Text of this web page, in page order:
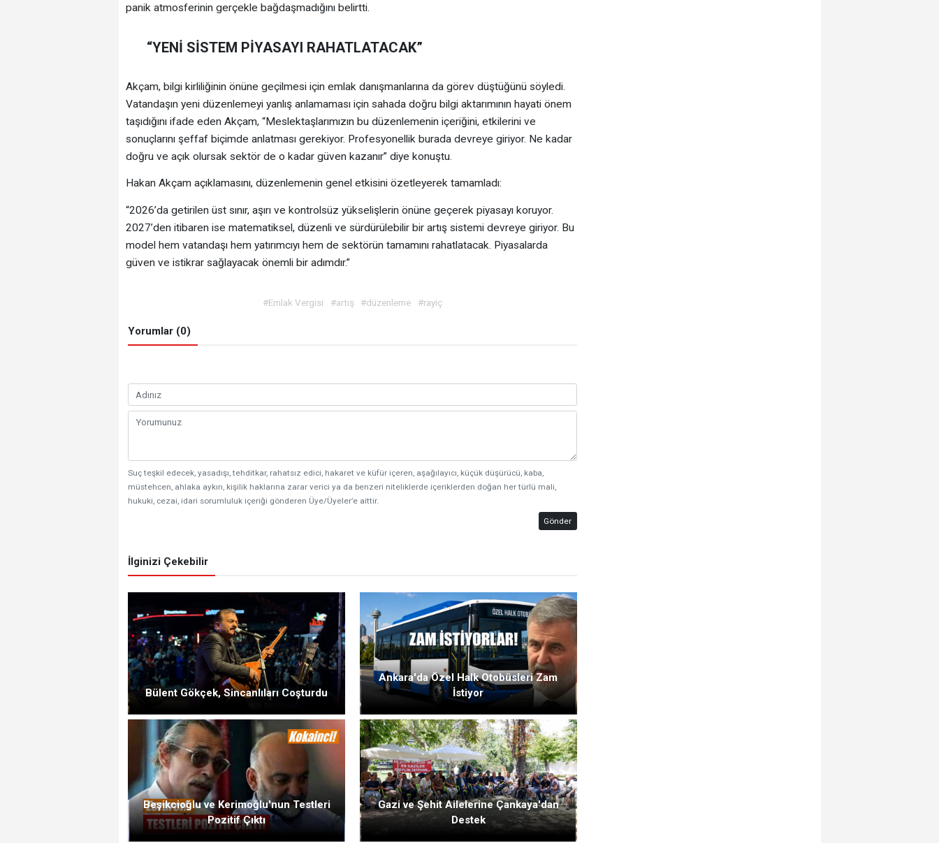
panik atmosferinin gerçekle bağdaşmadığını belirtti.
“YENİ SİSTEM PİYASAYI RAHATLATACAK”
Akçam, bilgi kirliliğinin önüne geçilmesi için emlak danışmanlarına da görev düştüğünü söyledi.
Vatandaşın yeni düzenlemeyi yanlış anlamaması için sahada doğru bilgi aktarımının hayati önem
taşıdığını ifade eden Akçam, “Meslektaşlarımızın bu düzenlemenin içeriğini, etkilerini ve
sonuçlarını şeffaf biçimde anlatması gerekiyor. Profesyonellik burada devreye giriyor. Ne kadar
doğru ve açık olursak sektör de o kadar güven kazanır” diye konuştu.
Hakan Akçam açıklamasını, düzenlemenin genel etkisini özetleyerek tamamladı:
“2026’da getirilen üst sınır, aşırı ve kontrolsüz yükselişlerin önüne geçerek piyasayı koruyor.
2027’den itibaren ise matematiksel, düzenli ve sürdürülebilir bir artış sistemi devreye giriyor. Bu
model hem vatandaşı hem yatırımcıyı hem de sektörün tamamını rahatlatacak. Piyasalarda
güven ve istikrar sağlayacak önemli bir adımdır.”
#Emlak Vergisi #artış #düzenleme #rayiç
Yorumlar (0)
Suç teşkil edecek, yasadışı, tehditkar, rahatsız edici, hakaret ve küfür içeren, aşağılayıcı, küçük düşürücü, kaba,
müstehcen, ahlaka aykırı, kişilik haklarına zarar verici ya da benzeri niteliklerde içeriklerden doğan her türlü mali,
hukuki, cezai, idari sorumluluk içeriği gönderen Üye/Üyeler’e aittir.
Gönder
İlginizi Çekebilir
Bülent Gökçek, Sincanlıları Coşturdu
Ankara'da Özel Halk Otobüsleri Zam
İstiyor
Beşikcioğlu ve Kerimoğlu'nun Testleri
Pozitif Çıktı
Gazi ve Şehit Ailelerine Çankaya'dan
Destek